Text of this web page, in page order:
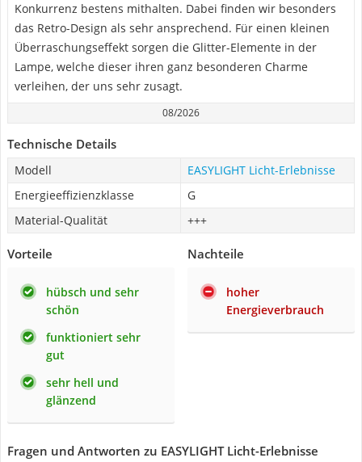
Konkurrenz bestens mithalten. Dabei finden wir besonders
das Retro-Design als sehr ansprechend. Für einen kleinen
Überraschungseffekt sorgen die Glitter-Elemente in der
Lampe, welche dieser ihren ganz besonderen Charme
verleihen, der uns sehr zusagt.
08/2026
Technische Details
Modell
EASYLIGHT Licht-Erlebnisse
Energieeffizienzklasse
G
Material-Qualität
+++
Vorteile
hübsch und sehr
schön
funktioniert sehr
gut
sehr hell und
glänzend
Nachteile
hoher
Energieverbrauch
Fragen und Antworten zu EASYLIGHT Licht-Erlebnisse